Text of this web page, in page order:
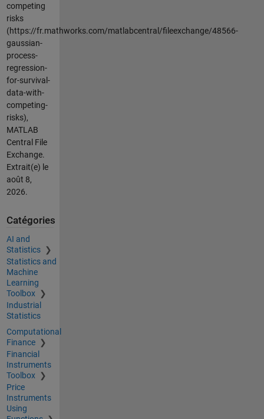
competing
risks
(https://fr.mathworks.com/matlabcentral/fileexchange/48566-
gaussian-
process-
regression-
for-survival-
data-with-
competing-
risks),
MATLAB
Central File
Exchange.
Extrait(e) le
août 8,
2026.
Catégories
AI and
Statistics
Statistics and
Machine
Learning
Toolbox
Industrial
Statistics
Computational
Finance
Financial
Instruments
Toolbox
Price
Instruments
Using